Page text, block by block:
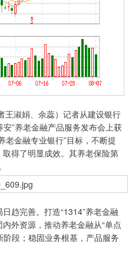
淑娟、余蕊）记者从建设银行
安”养老金融产品服务发布会上获
老金融专业银行”目标，不断提
得了明显成效。其养老保险第
完善。打造“1314”养老金融
外资源，推动养老金融从“单点
阶段；稳固业务根基，产品服务